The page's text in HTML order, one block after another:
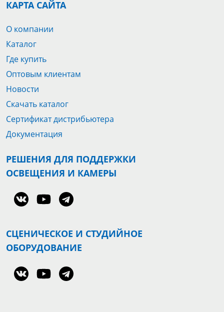
КАРТА САЙТА
О компании
Каталог
Где купить
Оптовым клиентам
Новости
Скачать каталог
Сертификат дистрибьютера
Документация
РЕШЕНИЯ ДЛЯ ПОДДЕРЖКИ
ОСВЕЩЕНИЯ И КАМЕРЫ
СЦЕНИЧЕСКОЕ И СТУДИЙНОЕ
ОБОРУДОВАНИЕ